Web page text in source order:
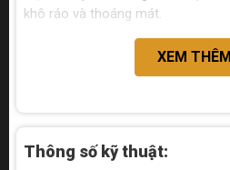
khô ráo và thoáng mát.
XEM THÊM
Thông số kỹ thuật: